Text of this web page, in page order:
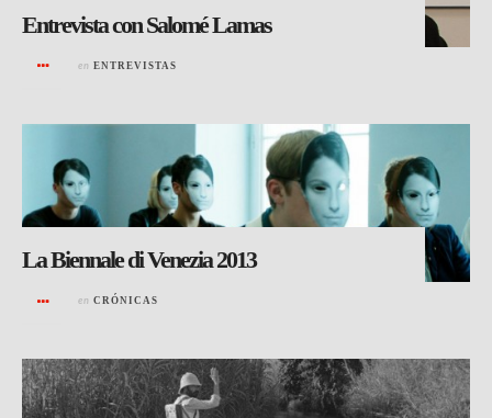
Entrevista con Salomé Lamas
en ENTREVISTAS
La Biennale di Venezia 2013
en CRÓNICAS